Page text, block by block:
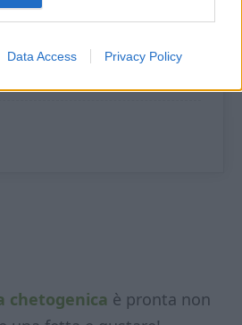
Data Access Privacy Policy
chetogenica è pronta non